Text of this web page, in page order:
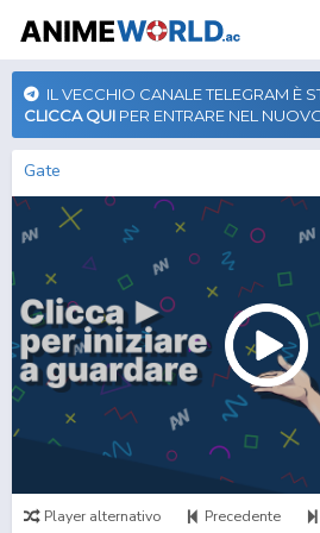
IL VECCHIO CANALE TELEGRAM È
CLICCA QUI PER ENTRARE NEL
Gate
Player alternativo Precedente